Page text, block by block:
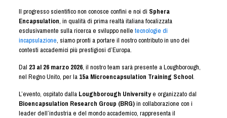
Il progresso scientifico non conosce confini e noi di Sphera
Encapsulation, in qualità di prima realtà italiana focalizzata
esclusivamente sulla ricerca e sviluppo nelle tecnologie di
incapsulazione, siamo pronti a portare il nostro contributo in uno dei
contesti accademici più prestigiosi d’Europa.
Dal 23 al 26 marzo 2026, il nostro team sarà presente a Loughborough,
nel Regno Unito, per la 15a Microencapsulation Training School.
L’evento, ospitato dalla Loughborough Universitye organizzato dal
Bioencapsulation Research Group (BRG)in collaborazione con i
leader dell’industria e del mondo accademico, rappresenta il